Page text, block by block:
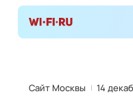
Сайт Москвы 14